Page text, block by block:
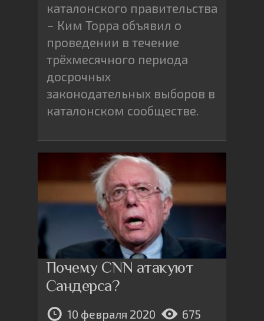
каталонского правительства
– Ким Торра объявил о
проведении в течение
трёхмесячного периода
досрочных
законодательных выборов в
каталонском сообществе.
Почему CNN атакуют
Сандерса?
10 февраля 2020 675